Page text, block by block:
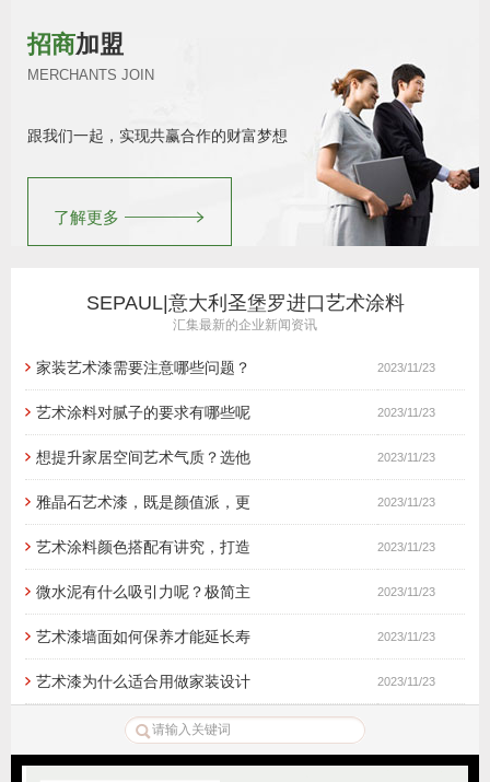
招商加盟
MERCHANTS JOIN
跟我们一起，实现共赢合作的财富梦想
了解更多
SEPAUL|意大利圣堡罗进口艺术涂料
汇集最新的企业新闻资讯
家装艺术漆需要注意哪些问题？ 2023/11/23
艺术涂料对腻子的要求有哪些呢 2023/11/23
想提升家居空间艺术气质？选他 2023/11/23
雅晶石艺术漆，既是颜值派，更 2023/11/23
艺术涂料颜色搭配有讲究，打造 2023/11/23
微水泥有什么吸引力呢？极简主 2023/11/23
艺术漆墙面如何保养才能延长寿 2023/11/23
艺术漆为什么适合用做家装设计 2023/11/23